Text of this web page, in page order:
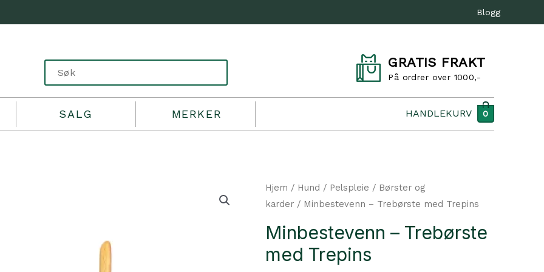
Blogg
GRATIS FRAKT
På ordrer over 1000,-
SALG MERKER HANDLEKURV 0
Hjem / Hund / Pelspleie / Børster og
karder / Minbestevenn – Trebørste med Trepins
Minbestevenn – Trebørste
med Trepins